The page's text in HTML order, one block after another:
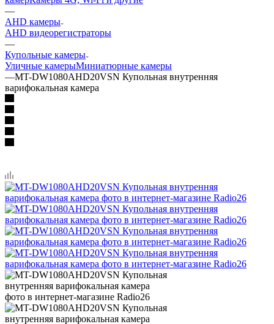
—
AHD камеры
AHD видеорегистраторы
—
Купольные камеры
Уличные камерыМиниатюрные камеры
—MT-DW1080AHD20VSN Купольная внутренняя
варифокальная камера